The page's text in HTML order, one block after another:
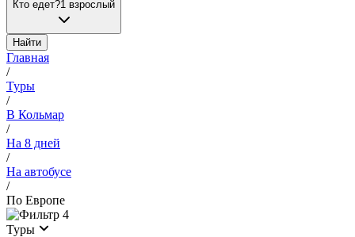
Кто едет?1 взрослый
Найти
Главная
/
Туры
/
В Кольмар
/
На 8 дней
/
На автобусе
/
По Европе
4
Туры